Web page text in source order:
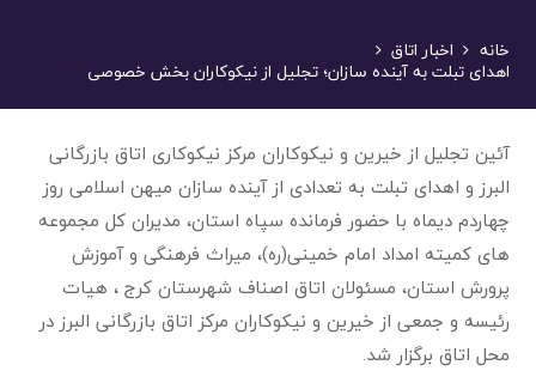
خانه اخبار اتاق
اهدای تبلت به آینده سازان؛ تجلیل از نیکوکاران بخش خصوصی
آئین تجلیل از خیرین و نیکوکاران مرکز نیکوکاری اتاق بازرگانی
البرز و اهدای تبلت به تعدادی از آینده سازان میهن اسلامی روز
چهاردم دیماه با حضور فرمانده سپاه استان، مدیران کل مجموعه
های کمیته امداد امام خمینی(ره)، میراث فرهنگی و آموزش
پرورش استان، مسئولان اتاق اصناف شهرستان کرج ، هیات
رئیسه و جمعی از خیرین و نیکوکاران مرکز اتاق بازرگانی البرز در
محل اتاق برگزار شد.